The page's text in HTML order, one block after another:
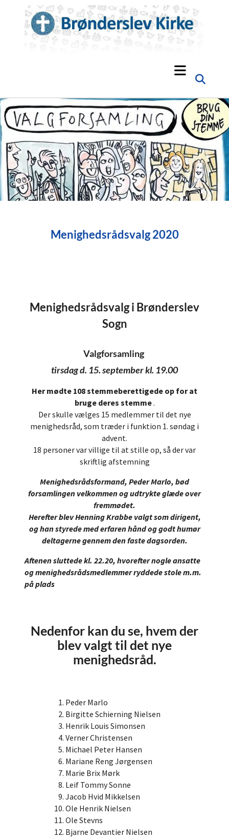
Menighedsrådsvalg 2020
Menighedsrådsvalg i Brønderslev
Sogn
Valgforsamling
tirsdag d. 15. september kl. 19.00
Her mødte 108 stemmeberettigede op for at
bruge deres stemme.
Der skulle vælges 15 medlemmer til det nye
menighedsråd, som træder i funktion 1. søndag i
advent.
18 personer var villige til at stille op, så der var
skriftlig afstemning
Menighedsrådsformand, Peder Marlo, bød
forsamlingen velkommen og udtrykte glæde over
fremmødet.
Herefter blev Henning Krabbe valgt som dirigent,
og han styrede med erfaren hånd og godt humør
deltagerne gennem den faste dagsorden.
Aftenen sluttede kl. 22.20, hvorefter nogle ansatte
og menighedsrådsmedlemmer ryddede stole m.m.
på plads
Nedenfor kan du se, hvem der
blev valgt til det nye
menighedsråd.
Peder Marlo
Birgitte Schierning Nielsen
Henrik Louis Simonsen
Verner Christensen
Michael Peter Hansen
Mariane Reng Jørgensen
Marie Brix Mørk
Leif Tommy Sonne
Jacob Hvid Mikkelsen
Ole Henrik Nielsen
Ole Stevns
Bjarne Devantier Nielsen